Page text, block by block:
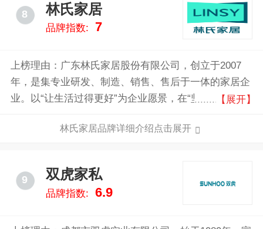
8 林氏家居
品牌指数: 7
上榜理由：广东林氏家居股份有限公司，创立于2007
年，是集专业研发、制造、销售、售后于一体的家居企
业。以“让生活过得更好”为企业愿景，在“坚持永远比别
营销，产品远销海内外，创新新零售商业模式，成为家
制、林氏睡眠、林氏生活、LINSY KIDS多品牌。
【展开】
林氏家居品牌详细介绍点击展开
9 双虎家私
品牌指数: 6.9